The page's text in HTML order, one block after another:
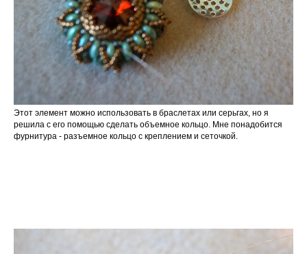
Этот элемент можно использовать в браслетах или серьгах, но я
решила с его помощью сделать объемное кольцо. Мне понадобится
фурнитура - разъемное кольцо с креплением и сеточкой.